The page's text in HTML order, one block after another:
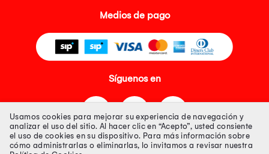
Medios de pago
Síguenos en
Usamos cookies para mejorar su experiencia de navegación y
analizar el uso del sitio. Al hacer clic en “Acepto”, usted consiente
el uso de cookies en su dispositivo. Para más información sobre
cómo administrarlas o eliminarlas, lo invitamos a revisar nuestra